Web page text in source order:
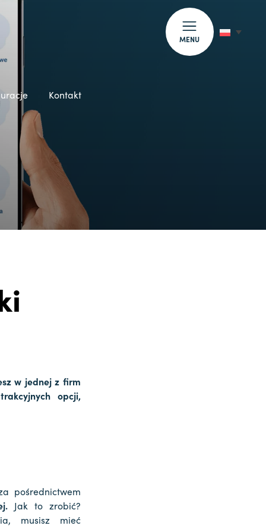
MENU
Kontakt
w jednej z firm
opcji,
pośrednictwem
Jak to zrobić?
musisz mieć